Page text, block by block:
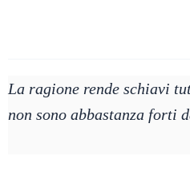
La ragione rende schiavi
non sono abbastanza forti